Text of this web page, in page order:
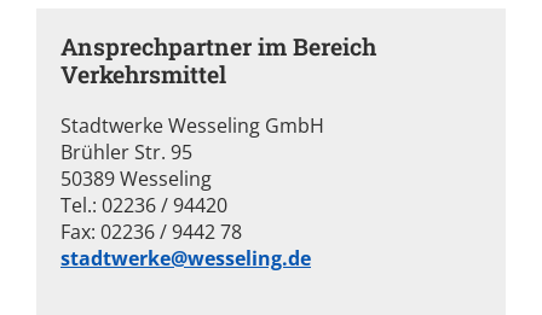
Ansprechpartner im Bereich
Verkehrsmittel
Stadtwerke Wesseling GmbH
Brühler Str. 95
50389 Wesseling
Tel.: 02236 / 94420
Fax: 02236 / 9442 78
stadtwerke@wesseling.de